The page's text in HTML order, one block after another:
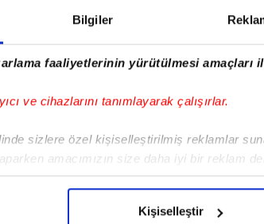
Bilgiler
faaliyetlerinin yürütülmesi amaçları
ve cihazlarını tanımlayarak çalışırlar.
sizlere özel kişiselleştirilmiş reklamlar
amacımızın size daha iyi bir reklam
gelen çabayı gösterdiğimizi ve bu
Kişiselleştir